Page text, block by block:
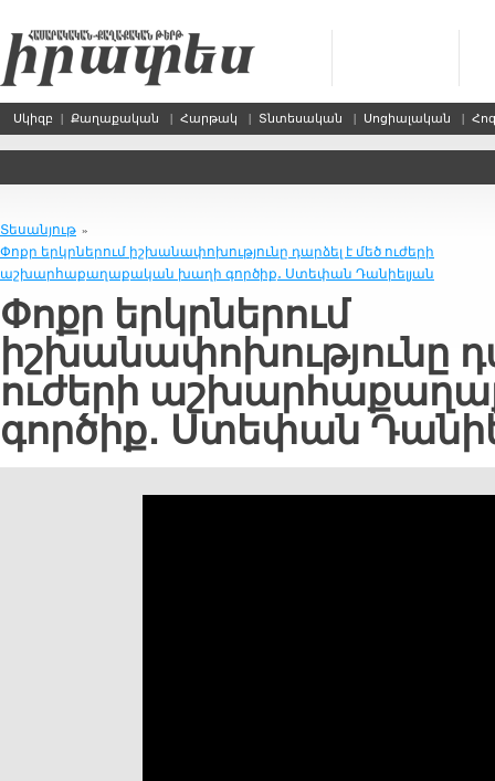
Սկիզբ | Քաղաքական | Հարթակ | Տնտեսական | Սոցիալական |
Տեսանյութ »
Փոքր երկրներում իշխանափոխությունը դարձել է մեծ ուժերի
աշխարհաքաղաքական խաղի գործիք․ Ստեփան Դանիելյան
Փոքր երկրներում
իշխանափոխությունը
ուժերի
գործիք․ Ստեփան